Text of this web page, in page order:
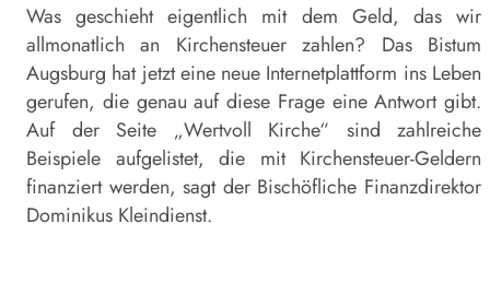
Was geschieht eigentlich mit dem Geld, das wir
allmonatlich an Kirchensteuer zahlen? Das Bistum
Augsburg hat jetzt eine neue Internetplattform ins Leben
gerufen, die genau auf diese Frage eine Antwort gibt.
Auf der Seite „Wertvoll Kirche“ sind zahlreiche
Beispiele aufgelistet, die mit Kirchensteuer-Geldern
finanziert werden, sagt der Bischöfliche Finanzdirektor
Dominikus Kleindienst.